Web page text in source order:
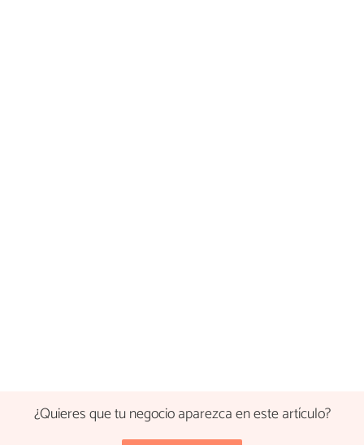
¿Quieres que tu negocio aparezca en este artículo?